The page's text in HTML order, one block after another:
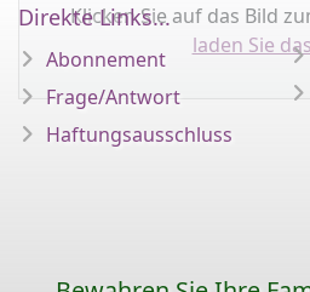
Klicken Sie auf das Bild
laden Sie
Direkte Links...
Abonnement
Frage/Antwort
Haftungsausschluss